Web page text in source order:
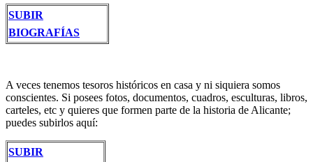
SUBIR
BIOGRAFÍAS
A veces tenemos tesoros históricos en casa y ni siquiera somos
conscientes. Si posees fotos, documentos, cuadros, esculturas, libros,
carteles, etc y quieres que formen parte de la historia de Alicante;
puedes subirlos aquí:
SUBIR